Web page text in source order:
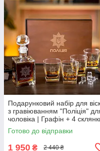
Подарунковий набір для
з гравіюванням "Поліція"
чоловіка | Графін + 4
Готово до відправки
1 950 ₴ 2 440 ₴